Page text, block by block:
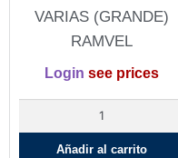
VARIAS (GRANDE)
RAMVEL
Login see prices
Añadir al carrito